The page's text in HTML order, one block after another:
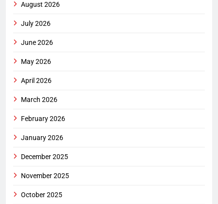
August 2026
July 2026
June 2026
May 2026
April 2026
March 2026
February 2026
January 2026
December 2025
November 2025
October 2025